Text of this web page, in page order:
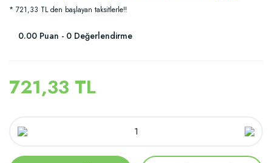
* 721,33 TL den başlayan taksitlerle!!
0.00 Puan - 0 Değerlendirme
721,33 TL